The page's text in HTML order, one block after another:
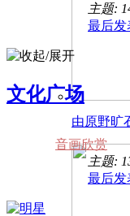
由原野旷
主题:
最后发
文化广场
音画欣赏
主题:
最后发